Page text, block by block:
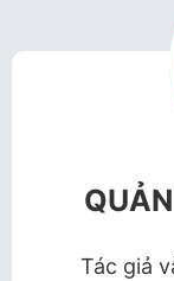
Tác giả